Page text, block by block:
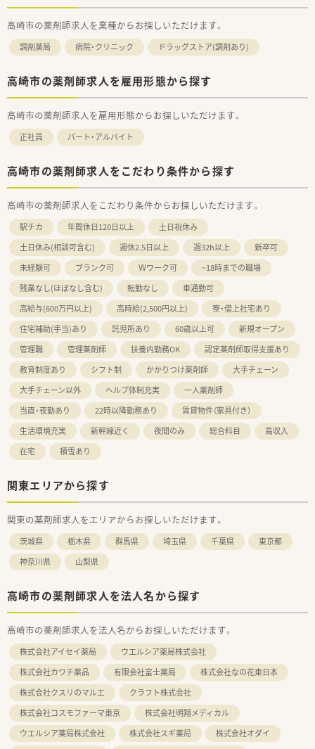
高崎市の薬剤師求人を業種からお探しいただけます。
調剤薬局 病院・クリニック ドラッグストア(調剤あり)
高崎市の薬剤師求人を雇用形態から探す
高崎市の薬剤師求人を雇用形態からお探しいただけます。
正社員 パート・アルバイト
高崎市の薬剤師求人をこだわり条件から探す
高崎市の薬剤師求人をこだわり条件からお探しいただけます。
駅チカ 年間休日120日以上
土日祝休み
土日休み(相談可含む)
週休2.5日以上 週32h以上
新卒可
未経験可
ブランク可 Ｗワーク可
~18時までの職場
残業なし(ほぼなし含む)
転勤なし
車通勤可
高給与(600万円以上)
高時給(2,500円以上)
寮・借上社宅あり
住宅補助(手当)あり
託児所あり 60歳以上可
新規オープン
管理職
管理薬剤師 扶養内勤務OK
認定薬剤師取得支援あり
教育制度あり
シフト制 かかりつけ薬剤師
大手チェーン
大手チェーン以外
ヘルプ体制充実
一人薬剤師
当直・夜勤あり
22時以降勤務あり
賃貸物件（家具付き）
生活環境充実
新幹線近く 夜間のみ 総合科目
高収入
在宅
積雪あり
関東エリアから探す
関東の薬剤師求人をエリアからお探しいただけます。
茨城県 栃木県 群馬県 埼玉県 千葉県
東京都
神奈川県
山梨県
高崎市の薬剤師求人を法人名から探す
高崎市の薬剤師求人を法人名からお探しいただけます。
株式会社アイセイ薬局
ウエルシア薬局株式会社
株式会社カワチ薬品
有限会社富士薬局
株式会社なの花東日本
株式会社クスリのマルエ
クラフト株式会社
株式会社コスモファーマ東京
株式会社明翔メディカル
ウエルシア薬局株式会社
株式会社スギ薬局
株式会社オダイ